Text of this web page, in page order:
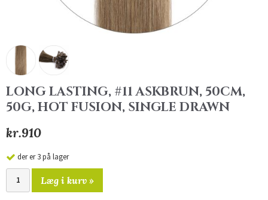
LONG LASTING, #11 ASKBRUN, 50CM,
50G, HOT FUSION, SINGLE DRAWN
kr.910
der er 3 på lager
Læg i kurv »